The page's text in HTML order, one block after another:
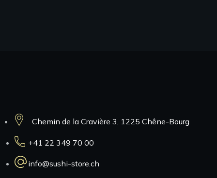
Chemin de la Cravière 3, 1225 Chêne-Bourg
+41 22 349 70 00
info@sushi-store.ch